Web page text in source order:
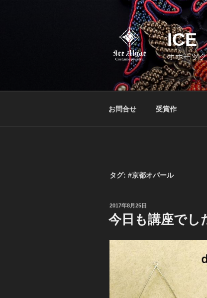
ICE
オホーツ
お問合せ 受賞作
タグ: #京都オパール
投
稿
日:
2017年8月25日
今日も講座でし